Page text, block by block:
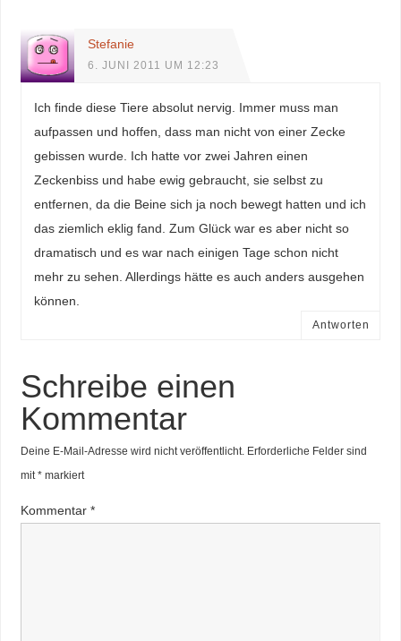
Stefanie
6. JUNI 2011 UM 12:23
Ich finde diese Tiere absolut nervig. Immer muss man
aufpassen und hoffen, dass man nicht von einer Zecke
gebissen wurde. Ich hatte vor zwei Jahren einen
Zeckenbiss und habe ewig gebraucht, sie selbst zu
entfernen, da die Beine sich ja noch bewegt hatten und ich
das ziemlich eklig fand. Zum Glück war es aber nicht so
dramatisch und es war nach einigen Tage schon nicht
mehr zu sehen. Allerdings hätte es auch anders ausgehen
können.
Antworten
Schreibe einen
Kommentar
Deine E-Mail-Adresse wird nicht veröffentlicht. Erforderliche Felder sind
mit*markiert
Kommentar *